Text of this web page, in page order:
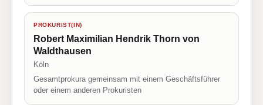
PROKURIST(IN)
Robert Maximilian Hendrik Thorn von
Waldthausen
Köln
Gesamtprokura gemeinsam mit einem Geschäftsführer
oder einem anderen Prokuristen